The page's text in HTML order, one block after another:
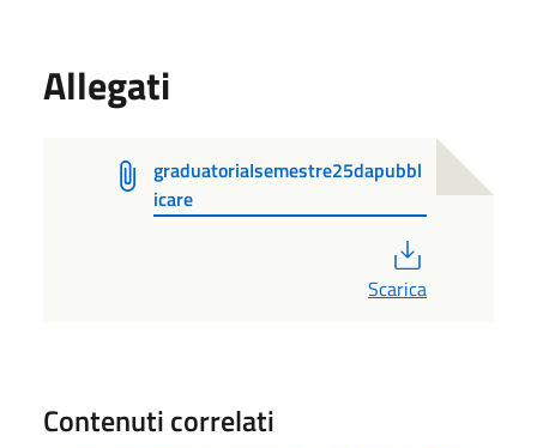
Allegati
graduatoriaIsemestre25dapubbl
icare
Scarica
Contenuti correlati